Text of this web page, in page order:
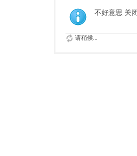
不好意思 关
请稍候...